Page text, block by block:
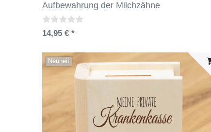
Aufbewahrung der Milchzähne
14,95 € *
Neuheit